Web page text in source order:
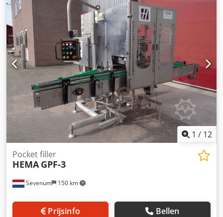
kunt u mailen, wij helpen u graag verder met deze of een
andere machine. Tevens hebben wij een labelmachine
welke een zeer goede combinatie vormt met de
afvulmachine. Wij streven ernaar u binnen 24 uur reactie
te geven. Uiteraard zijn wij ook telefonisch bereikbaar.
Graag staan wij voor u klaar op werkdagen tussen 08.30 en
up to 4.000 fillings per hour (depending on filling volume
and product) with 1 liter you get about 1.200 fillings per
hour. Dsdpfx Aehbrxxof Usck Power supply: 380 Volt - 50
Hz - 3.0 kW Features: volume tank machine fills with
pulses, so a wide filling volume range fully adjustable with
/ without bottom filling 1-6 cups separately adjustable
Note: machine in perfect condition
1 / 12
Sevenum 150 km
Pocket filler
HEMA GPF-3
Prijsinfo Bellen